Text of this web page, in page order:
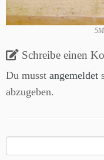
Schreibe einen
Du musst angemeldet
abzugeben.
nach: